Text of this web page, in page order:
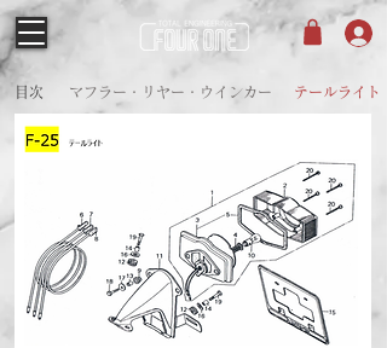
目次 ​マフラー・リヤー・ウインカー テールライト